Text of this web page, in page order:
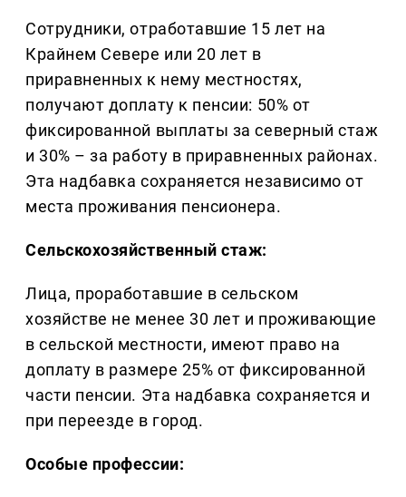
Сотрудники, отработавшие 15 лет на
Крайнем Севере или 20 лет в
приравненных к нему местностях,
получают доплату к пенсии: 50% от
фиксированной выплаты за северный стаж
и 30% – за работу в приравненных районах.
Эта надбавка сохраняется независимо от
места проживания пенсионера.
Сельскохозяйственный стаж:
Лица, проработавшие в сельском
хозяйстве не менее 30 лет и проживающие
в сельской местности, имеют право на
доплату в размере 25% от фиксированной
части пенсии. Эта надбавка сохраняется и
при переезде в город.
Особые профессии: